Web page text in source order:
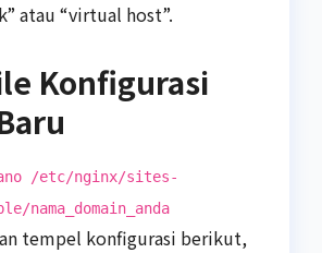
atau “virtual host”.
Konfigurasi
/etc/nginx/sites-
nama_domain_anda
tempel konfigurasi berikut,